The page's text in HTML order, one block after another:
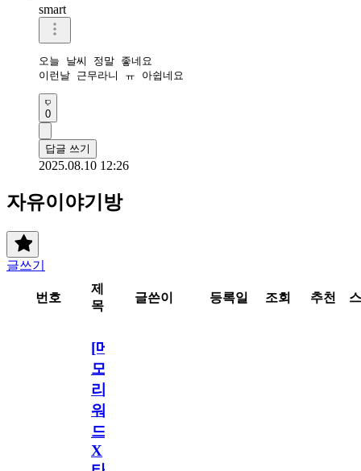
smart
오늘 날씨 정말 좋네요
이런날 근무라니 ㅠ 아쉽네요
0
답글 쓰기
2025.08.10 12:26
자유이야기방
글쓰기
번호
제
목
글쓴이 등록일 조회 추천
[메
모
리
워
드
X